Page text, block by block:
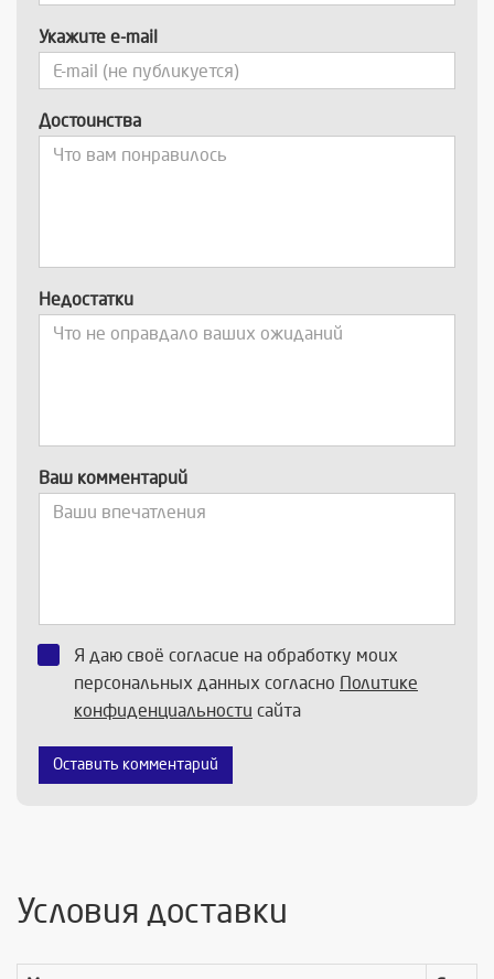
Укажите e-mail
Достоинства
Недостатки
Ваш комментарий
Я даю своё согласие на обработку моих
персональных данных согласно Политике
конфиденциальности сайта
Оставить комментарий
Условия доставки